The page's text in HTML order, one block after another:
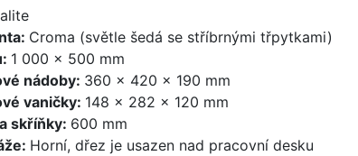
Croma (světle šedá se stříbrnými třpytkami)
1 000 x 500 mm
nádoby: 360 x 420 x 190 mm
vaničky: 148 x 282 x 120 mm
skříňky: 600 mm
Horní, dřez je usazen nad pracovní desku